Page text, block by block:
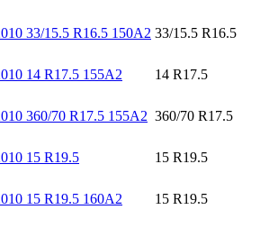
33/15.5 R16.5 150A2 33/15.5 R16.5
14 R17.5 155A2 14 R17.5
360/70 R17.5 155A2 360/70 R17.5
15 R19.5 15 R19.5
15 R19.5 160A2 15 R19.5